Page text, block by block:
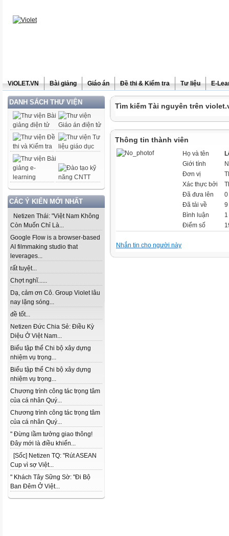
ViOLET.VN Bài giảng Giáo án Đề thi & Kiểm tra Tư liệu E-
DANH SÁCH THƯ VIỆN
CÁC Ý KIẾN MỚI NHẤT
Netizen Thái: "Việt Nam Không
Còn Muốn Chỉ Là...
Google Flow is a browser-based
AI filmmaking studio that
leverages...
rất tuyệt...
Chợt nghĩ......
Dạ, cảm ơn Cô. Group Violet lâu
nay lặng sóng...
đề tốt...
Netizen Đức Chia Sẻ: Điều Kỳ
Diệu Ở Việt Nam...
Biểu tập thể Chi bộ xây dựng
nhiệm vụ trọng...
Biểu tập thể Chi bộ xây dựng
nhiệm vụ trọng...
Chương trình công tác trọng tâm
của cá nhân Quý...
Chương trình công tác trọng tâm
của cá nhân Quý...
" Đừng lầm tưởng giao thông!
Đây mới là điều khiến...
[Sốc] Netizen TQ: "Rút ASEAN
Cup vì sợ Việt...
" Khách Tây Sững Sờ: "Đi Bộ
Ban Đêm Ở Việt...
Tìm kiếm Tài nguyên trên
Thông tin thành viên
Họ và tên
Giới tính
Đơn vị
Xác thực bởi
Đã đưa lên
0
Đã tải về
9
Bình luận
Điểm số
Nhắn tin cho người này